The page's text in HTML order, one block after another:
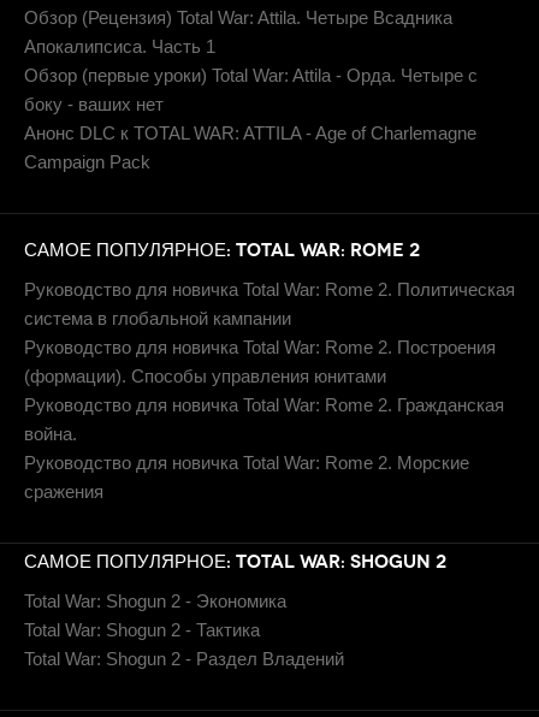
Обзор (Рецензия) Total War: Attila. Четыре Всадника
Апокалипсиса. Часть 1
Обзор (первые уроки) Total War: Attila - Орда. Четыре с
боку - ваших нет
Анонс DLC к TOTAL WAR: ATTILA - Age of Charlemagne
Campaign Pack
САМОЕ ПОПУЛЯРНОЕ: TOTAL WAR: ROME 2
Руководство для новичка Total War: Rome 2. Политическая
система в глобальной кампании
Руководство для новичка Total War: Rome 2. Построения
(формации). Способы управления юнитами
Руководство для новичка Total War: Rome 2. Гражданская
война.
Руководство для новичка Total War: Rome 2. Морские
сражения
САМОЕ ПОПУЛЯРНОЕ: TOTAL WAR: SHOGUN 2
Total War: Shogun 2 - Экономика
Total War: Shogun 2 - Тактика
Total War: Shogun 2 - Раздел Владений